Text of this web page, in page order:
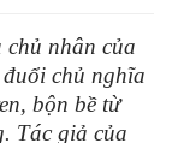
chủ nhân của
đuổi chủ nghĩa
bộn bề từ
Tác giả của